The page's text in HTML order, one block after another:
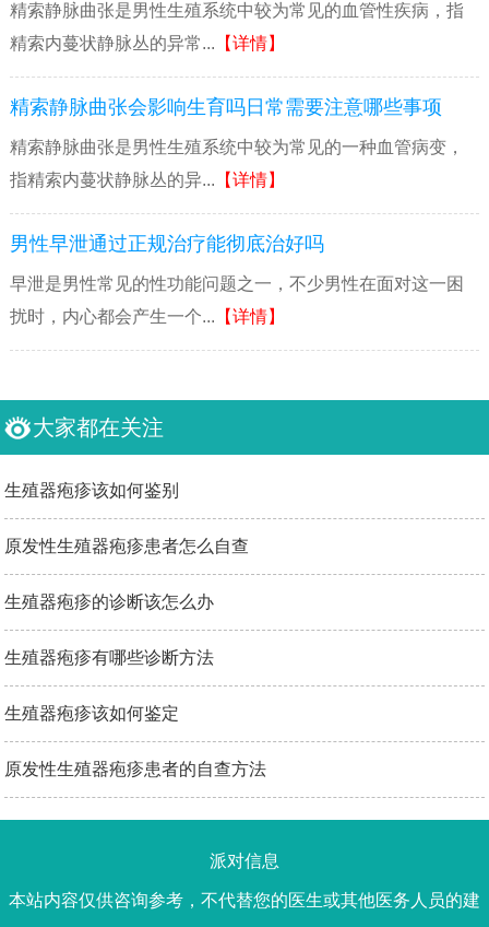
精索静脉曲张是男性生殖系统中较为常见的血管性疾病，指
精索内蔓状静脉丛的异常... 【详情】
精索静脉曲张会影响生育吗日常需要注意哪些事项
精索静脉曲张是男性生殖系统中较为常见的一种血管病变，
指精索内蔓状静脉丛的异... 【详情】
男性早泄通过正规治疗能彻底治好吗
早泄是男性常见的性功能问题之一，不少男性在面对这一困
扰时，内心都会产生一个... 【详情】
大家都在关注
生殖器疱疹该如何鉴别
原发性生殖器疱疹患者怎么自查
生殖器疱疹的诊断该怎么办
生殖器疱疹有哪些诊断方法
生殖器疱疹该如何鉴定
原发性生殖器疱疹患者的自查方法
派对信息
本站内容仅供咨询参考，不代替您的医生或其他医务人员的建